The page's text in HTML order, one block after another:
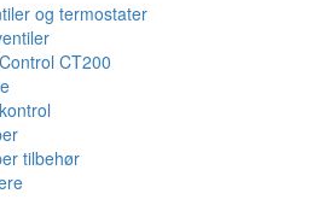
og termostater
CT200
tilbehør